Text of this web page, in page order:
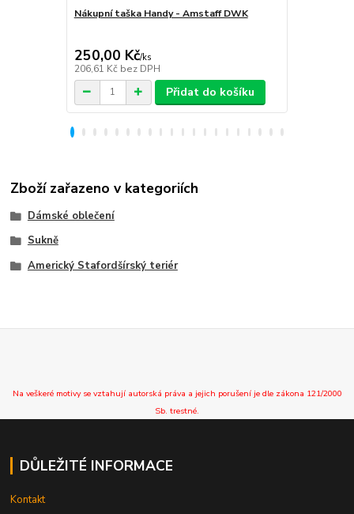
Nákupní taška Handy - Amstaff DWK
250,00 Kč/ks
206,61 Kč bez DPH
Přidat do košíku
Zboží zařazeno v kategoriích
Dámské oblečení
Sukně
Americký Stafordšírský teriér
Na veškeré motivy se vztahují autorská práva a jejich porušení je dle zákona 121/2000
Sb. trestné.
DŮLEŽITÉ INFORMACE
Kontakt